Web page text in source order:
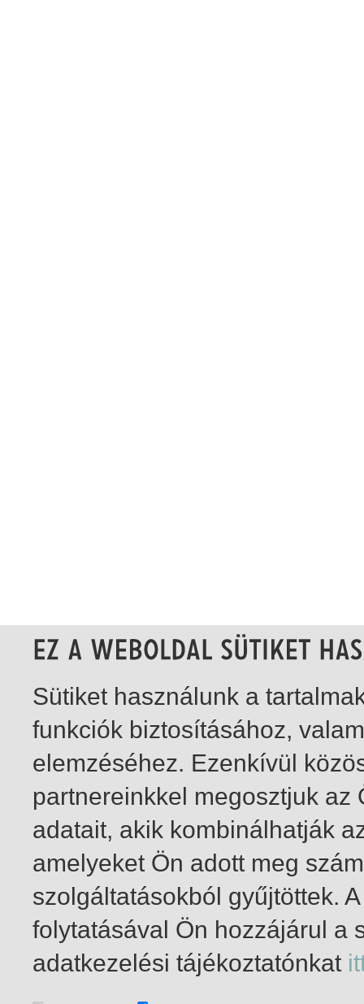
1-1 / insgesamt 1 Treffer
Sütiket használunk a
funkciók biztosításához,
elemzéséhez. Ezenkívül
partnereinkkel megosztjuk
adatait, akik kombinálhatják
amelyeket Ön adott meg
szolgáltatásokból gyűjtöttek.
folytatásával Ön hozzájárul a
adatkezelési tájékoztatónkat